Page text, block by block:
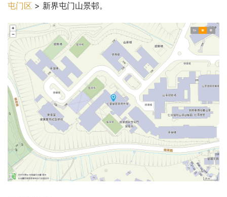
屯门区 > 新界屯门山景邨。